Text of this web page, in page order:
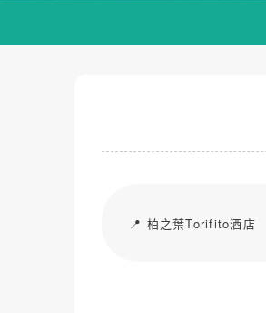
📍 柏之葉Torifito酒店